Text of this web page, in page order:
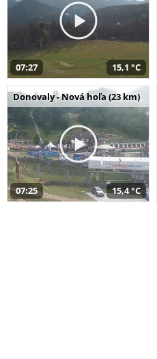
07:27 15,1 °C
Donovaly - Nová hoľa (23 km)
07:25 15,4 °C